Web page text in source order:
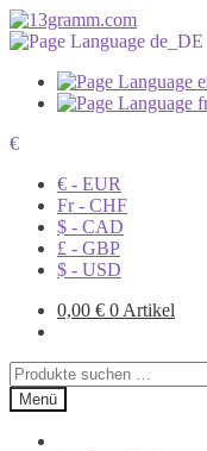
€
€ - EUR
Fr - CHF
$ - CAD
£ - GBP
$ - USD
0,00 € 0 Artikel
Suchen
nach:
Menü